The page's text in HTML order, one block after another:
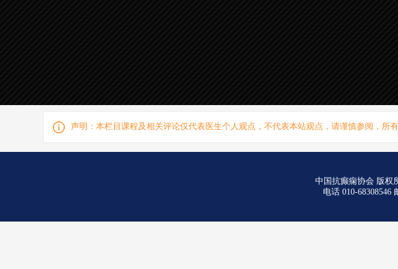
声明：本栏目课程及相关评论仅代表医生个人观点，不代表本站观点，请谨慎参阅，所
中国抗癫痫协会 版权
电话 010-68308546